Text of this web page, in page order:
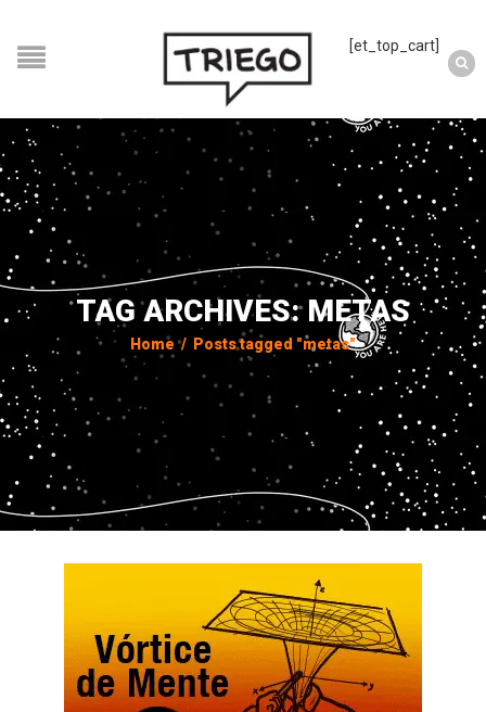
[et_top_cart]
TAG ARCHIVES: METAS
Home / Posts tagged "metas"